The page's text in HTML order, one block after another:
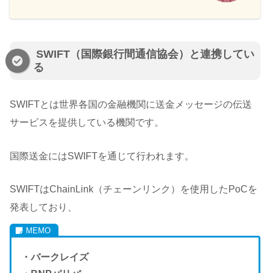
SWIFT（国際銀行間通信協会）と連携してい
る
SWIFTとは世界各国の金融機関に送金メッセージの伝送
サービスを提供している機関です。
国際送金にはSWIFTを通じて行われます。
SWIFTはChainLink（チェーンリンク）を使用したPoCを
発表しており、
・バークレイズ